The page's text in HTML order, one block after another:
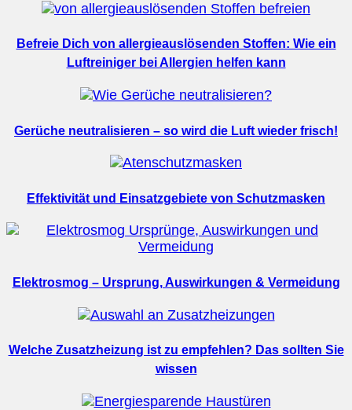
Befreie Dich von allergieauslösenden Stoffen: Wie ein
Luftreiniger bei Allergien helfen kann
Gerüche neutralisieren – so wird die Luft wieder frisch!
Effektivität und Einsatzgebiete von Schutzmasken
Elektrosmog – Ursprung, Auswirkungen & Vermeidung
Welche Zusatzheizung ist zu empfehlen? Das sollten Sie
wissen